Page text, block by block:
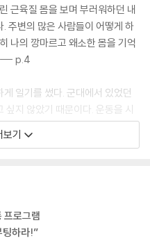
닝]
근육질 몸을 보며 부러워하던 내
주변의 많은 사람들이 어떻게 하
나의 깡마르고 왜소한 몸을 기억
--- p.4
일기를 썼다. 군대에서 있었던
싶지 않았기 때문이다. 운동을 시
는데, 매일 운동하는 부위와 간단
이 더욱 강해졌다는 것이다. 몸
도 적극적으로 도전해보려는 의
도 생겼다.
보기
프로그램
팅하라!”